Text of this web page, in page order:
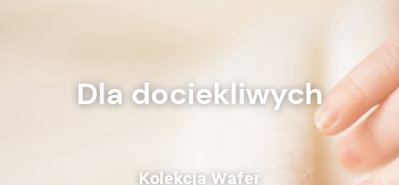
Dla dociekliwych
Kolekcja Wafer